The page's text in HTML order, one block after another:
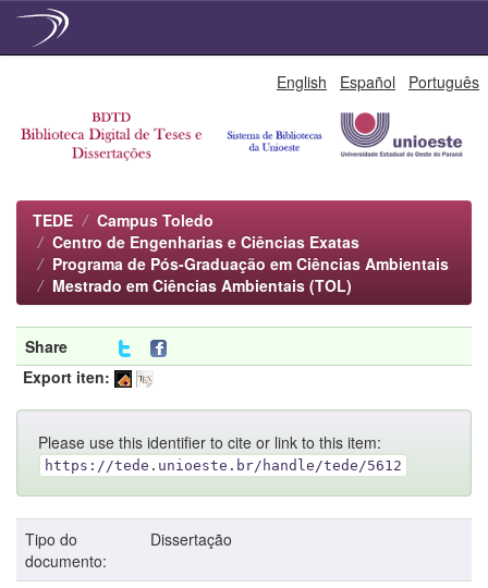
English Español Português
TEDE
Campus Toledo
Centro de Engenharias e Ciências Exatas
Programa de Pós-Graduação em Ciências Ambientais
Mestrado em Ciências Ambientais (TOL)
Share
Export iten:
Please use this identifier to cite or link to this item:
https://tede.unioeste.br/handle/tede/5612
Tipo do
documento:
Dissertação